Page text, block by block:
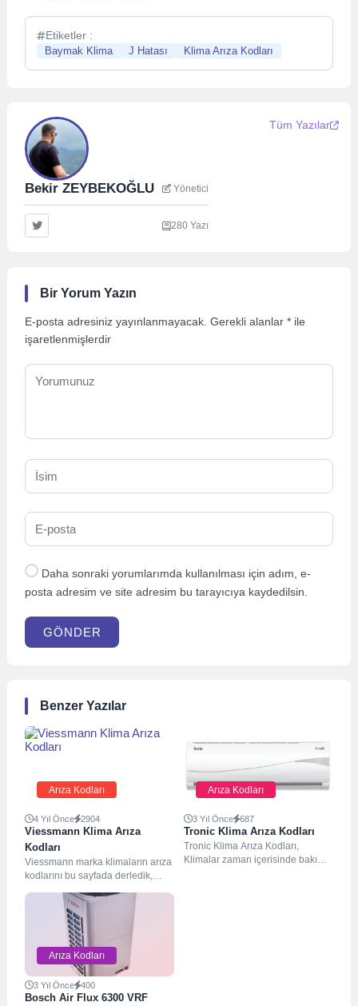
Etiketler :
Baymak Klima J Hatası Klima Arıza Kodları
Bekir ZEYBEKOĞLU Yönetici
Tüm Yazılar
280 Yazı
Bir Yorum Yazın
E-posta adresiniz yayınlanmayacak. Gerekli alanlar* ile
işaretlenmişlerdir
Daha sonraki yorumlarımda kullanılması için adım, e-
posta adresim ve site adresim bu tarayıcıya kaydedilsin.
GÖNDER
Benzer Yazılar
Arıza Kodları
4 Yıl Önce 2904
Viessmann Klima Arıza
Kodları
Viessmann marka klimaların arıza
kodlarını bu sayfada derledik,
kesinlikle klimanıza müdehale...
Arıza Kodları
3 Yıl Önce 687
Tronic Klima Arıza Kodları
Tronic Klima Arıza Kodları,
Klimalar zaman içerisinde bakımı
Arıza Kodları
3 Yıl Önce 400
Bosch Air Flux 6300 VRF